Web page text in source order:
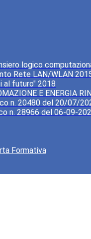
logico
Rete LAN/WLAN
al futuro" 2018
E ENERGIA
n. 20480 del 20/07/
n. 28966 del 06-09-
Formativa